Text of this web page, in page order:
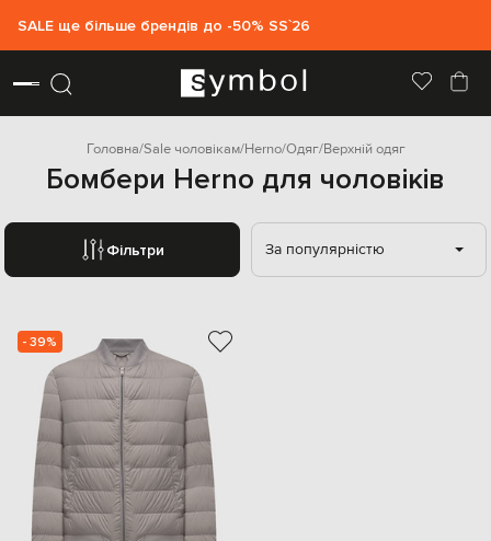
SALE ще більше брендів до -50% SS`26
Головна Sale чоловікам Herno Одяг Верхній одяг
Бомбери Herno для чоловіків
Фільтри За популярністю
- 39%